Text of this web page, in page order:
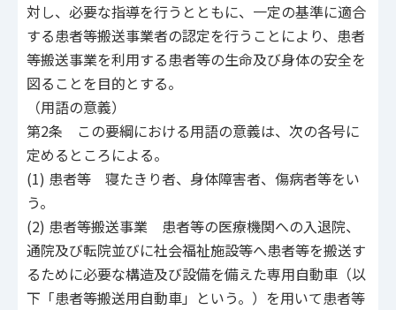
対し、必要な指導を行うとともに、一定の基準に適合
する患者等搬送事業者の認定を行うことにより、患者
等搬送事業を利用する患者等の生命及び身体の安全を
図ることを目的とする。
（用語の意義）
第2条 この要綱における用語の意義は、次の各号に
定めるところによる。
(1) 患者等 寝たきり者、身体障害者、傷病者等をい
う。
(2) 患者等搬送事業 患者等の医療機関への入退院、
通院及び転院並びに社会福祉施設等へ患者等を搬送す
るために必要な構造及び設備を備えた専用自動車（以
下「患者等搬送用自動車」という。）を用いて患者等